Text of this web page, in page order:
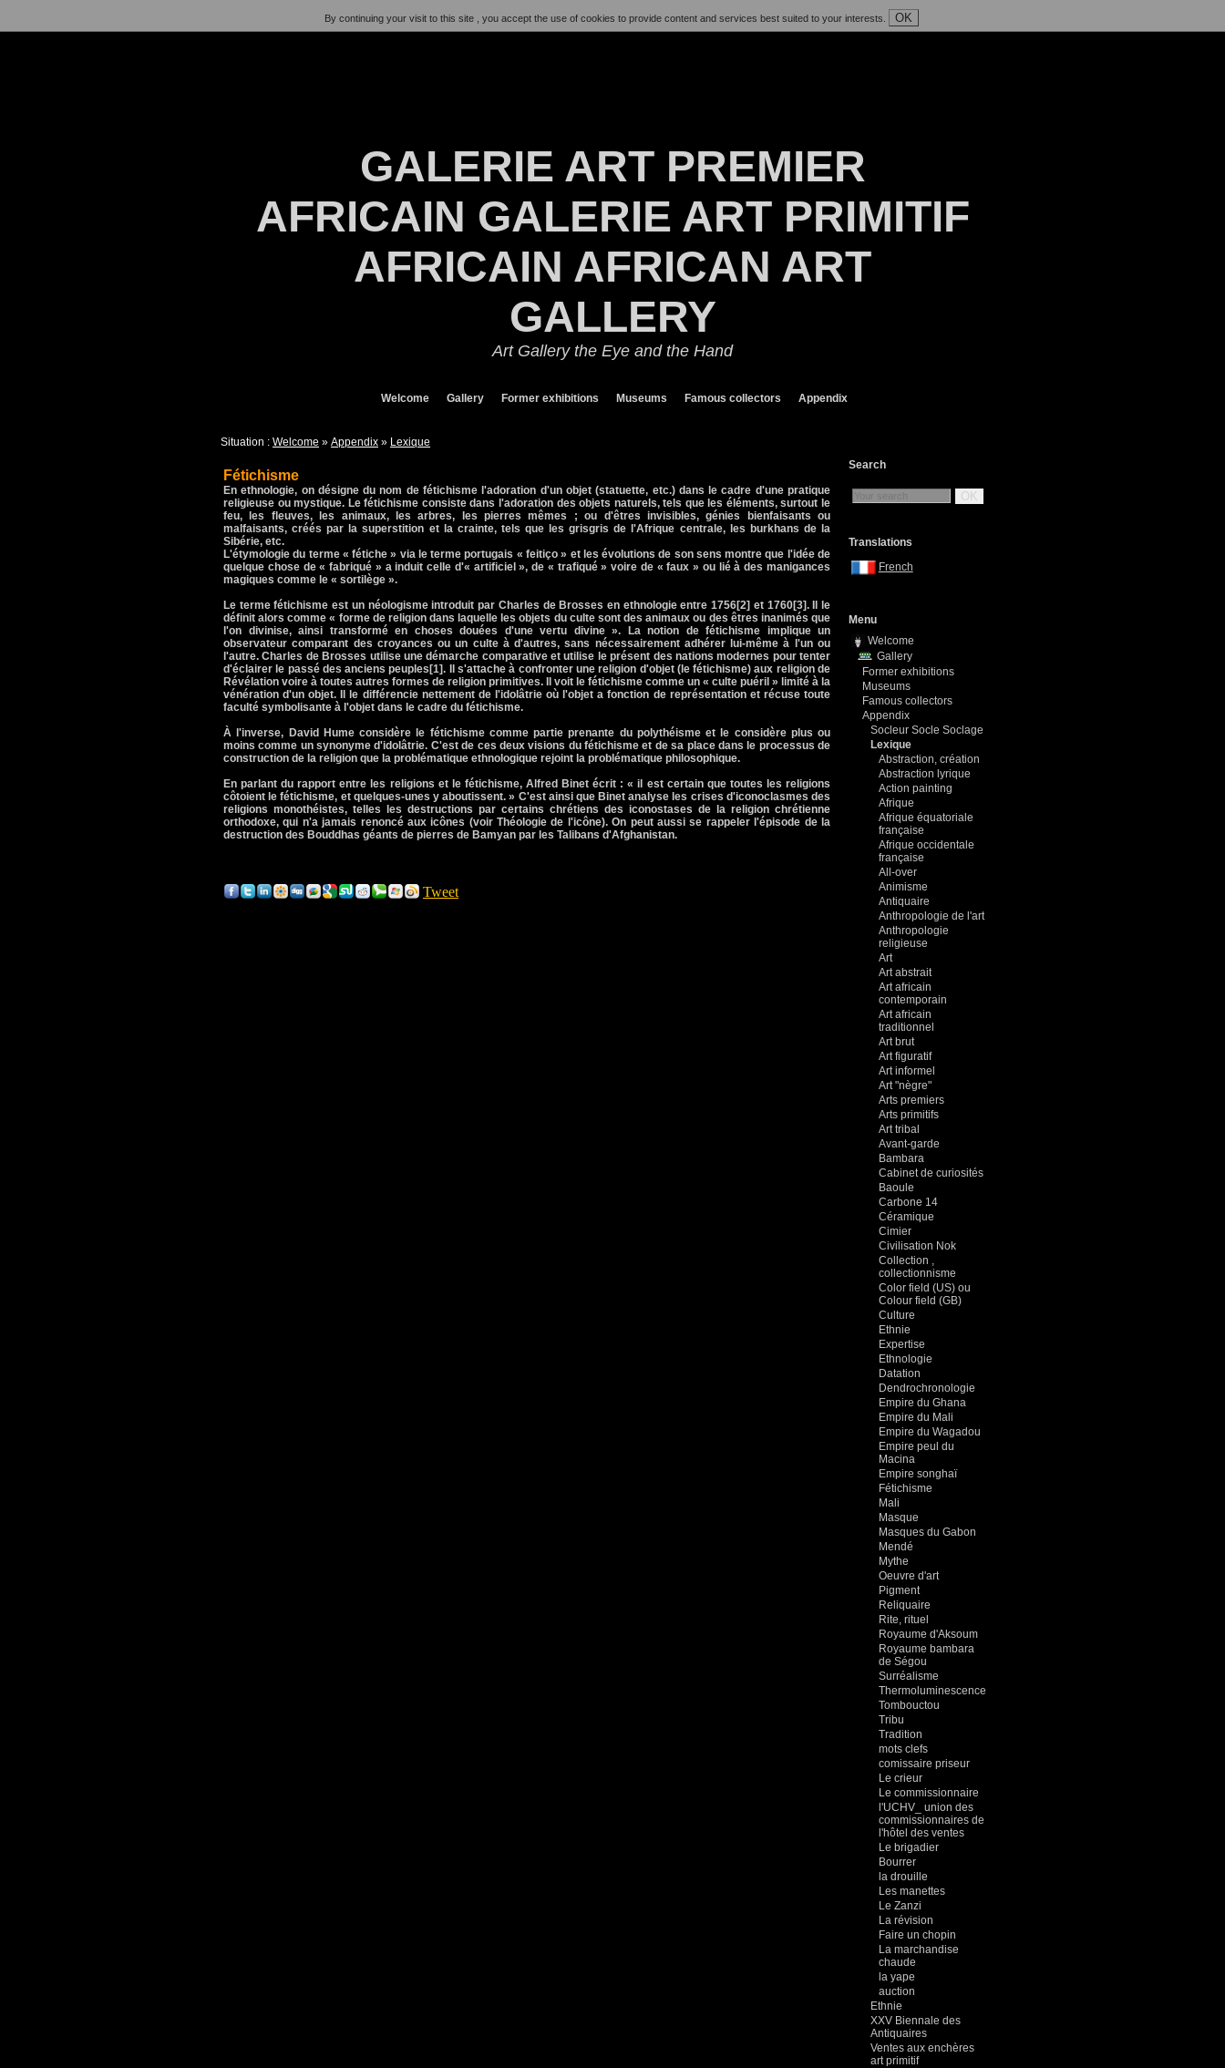
By continuing your visit to this site , you accept the use of cookies to provide content and services best suited to your interests. OK
GALERIE ART PREMIER
AFRICAIN GALERIE ART PRIMITIF
AFRICAIN AFRICAN ART
GALLERY
Art Gallery the Eye and the Hand
Welcome Gallery Former exhibitions Museums Famous collectors Appendix
Situation : Welcome » Appendix » Lexique
Fétichisme
En ethnologie, on désigne du nom de fétichisme l'adoration d'un objet (statuette, etc.) dans le cadre d'une pratique
religieuse ou mystique. Le fétichisme consiste dans l'adoration des objets naturels, tels que les éléments, surtout le
feu, les fleuves, les animaux, les arbres, les pierres mêmes ; ou d'êtres invisibles, génies bienfaisants ou
malfaisants, créés par la superstition et la crainte, tels que les grisgris de l'Afrique centrale, les burkhans de la
Sibérie, etc.
L'étymologie du terme « fétiche » via le terme portugais « feitiço » et les évolutions de son sens montre que l'idée de
quelque chose de « fabriqué » a induit celle d'« artificiel », de « trafiqué » voire de « faux » ou lié à des manigances
magiques comme le « sortilège ».
Le terme fétichisme est un néologisme introduit par Charles de Brosses en ethnologie entre 1756[2] et 1760[3]. Il le
définit alors comme « forme de religion dans laquelle les objets du culte sont des animaux ou des êtres inanimés que
l'on divinise, ainsi transformé en choses douées d'une vertu divine ». La notion de fétichisme implique un
observateur comparant des croyances ou un culte à d'autres, sans nécessairement adhérer lui-même à l'un ou
l'autre. Charles de Brosses utilise une démarche comparative et utilise le présent des nations modernes pour tenter
d'éclairer le passé des anciens peuples[1]. Il s'attache à confronter une religion d'objet (le fétichisme) aux religion de
Révélation voire à toutes autres formes de religion primitives. Il voit le fétichisme comme un « culte puéril » limité à la
vénération d'un objet. Il le différencie nettement de l'idolâtrie où l'objet a fonction de représentation et récuse toute
faculté symbolisante à l'objet dans le cadre du fétichisme.
À l'inverse, David Hume considère le fétichisme comme partie prenante du polythéisme et le considère plus ou
moins comme un synonyme d'idolâtrie. C'est de ces deux visions du fétichisme et de sa place dans le processus de
construction de la religion que la problématique ethnologique rejoint la problématique philosophique.
En parlant du rapport entre les religions et le fétichisme, Alfred Binet écrit : « il est certain que toutes les religions
côtoient le fétichisme, et quelques-unes y aboutissent. » C'est ainsi que Binet analyse les crises d'iconoclasmes des
religions monothéistes, telles les destructions par certains chrétiens des iconostases de la religion chrétienne
orthodoxe, qui n'a jamais renoncé aux icônes (voir Théologie de l'icône). On peut aussi se rappeler l'épisode de la
destruction des Bouddhas géants de pierres de Bamyan par les Talibans d'Afghanistan.
Tweet
Search
OK
Translations
French
Menu
Welcome
Gallery
Former exhibitions
Museums
Famous collectors
Appendix
Socleur Socle Soclage
Lexique
Abstraction, création
Abstraction lyrique
Action painting
Afrique
Afrique équatoriale
française
Afrique occidentale
française
All-over
Animisme
Antiquaire
Anthropologie de l'art
Anthropologie
religieuse
Art
Art abstrait
Art africain
contemporain
Art africain
traditionnel
Art brut
Art figuratif
Art informel
Art "nègre"
Arts premiers
Arts primitifs
Art tribal
Avant-garde
Bambara
Cabinet de curiosités
Baoule
Carbone 14
Céramique
Cimier
Civilisation Nok
Collection ,
collectionnisme
Color field (US) ou
Colour field (GB)
Culture
Ethnie
Expertise
Ethnologie
Datation
Dendrochronologie
Empire du Ghana
Empire du Mali
Empire du Wagadou
Empire peul du
Macina
Empire songhaï
Fétichisme
Mali
Masque
Masques du Gabon
Mendé
Mythe
Oeuvre d'art
Pigment
Reliquaire
Rite, rituel
Royaume d'Aksoum
Royaume bambara
de Ségou
Surréalisme
Thermoluminescence
Tombouctou
Tribu
Tradition
mots clefs
comissaire priseur
Le crieur
Le commissionnaire
l'UCHV_ union des
commissionnaires de
l'hôtel des ventes
Le brigadier
Bourrer
la drouille
Les manettes
Le Zanzi
La révision
Faire un chopin
La marchandise
chaude
la yape
auction
Ethnie
XXV Biennale des
Antiquaires
Ventes aux enchères
art primitif